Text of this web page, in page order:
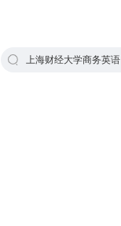
上海财经大学商务英语